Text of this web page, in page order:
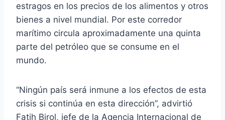
estragos en los precios de los alimentos y otros
bienes a nivel mundial. Por este corredor
marítimo circula aproximadamente una quinta
parte del petróleo que se consume en el
mundo.
“Ningún país será inmune a los efectos de esta
crisis si continúa en esta dirección”, advirtió
Fatih Birol, jefe de la Agencia Internacional de